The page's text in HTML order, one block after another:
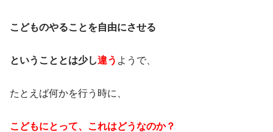
こどものやることを自由にさせる
ということとは少し違う ようで、
たとえば何かを行う時に、
こどもにとって、これはどうなのか？